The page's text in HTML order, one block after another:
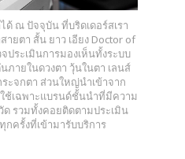
ณ ปัจจุบัน ที่บริดเดอร์สเรา
ายตา สั้น ยาว เอียง Doctor of
ประเมินการมองเห็นทั้งระบบ
ภายในดวงตา วุ้นในตา เลนส์
ะจกตา ส่วนใหญ่นำเข้าจาก
ใช้เฉพาะแบรนด์ชั้นนำที่มีความ
รวมทั้งคอยติดตามประเมิน
ครั้งที่เข้ามารับบริการ